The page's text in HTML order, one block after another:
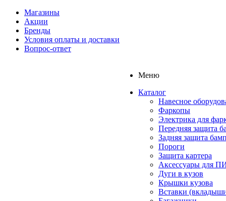
Магазины
Акции
Бренды
Условия оплаты и доставки
Вопрос-ответ
Меню
Каталог
Навесное
Фаркопы
Электрика для
Передняя защита
Задняя защита
Пороги
Защита картера
Аксессуары для
Дуги в кузов
Крышки кузова
Вставки